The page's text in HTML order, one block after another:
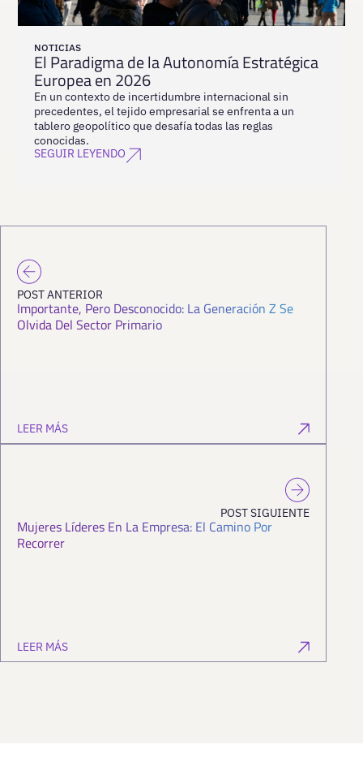
NOTICIAS
El Paradigma de la Autonomía Estratégica
Europea en 2026
En un contexto de incertidumbre internacional sin
precedentes, el tejido empresarial se enfrenta a un
tablero geopolítico que desafía todas las reglas
conocidas.
SEGUIR LEYENDO
POST ANTERIOR
Importante, Pero Desconocido: La Generación Z Se
Olvida Del Sector Primario
LEER MÁS
POST SIGUIENTE
Mujeres Líderes En La Empresa: El Camino Por
Recorrer
LEER MÁS